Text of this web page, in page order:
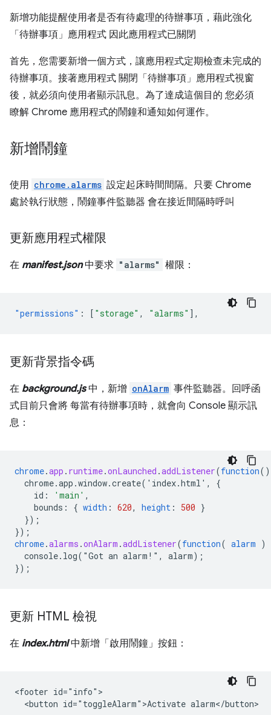
新增功能提醒使用者是否有待處理的待辦事項，藉此強化
「待辦事項」應用程式 因此應用程式已關閉
首先，您需要新增一個方式，讓應用程式定期檢查未完成的
待辦事項。接著應用程式 關閉「待辦事項」應用程式視窗
後，就必須向使用者顯示訊息。為了達成這個目的 您必須
瞭解 Chrome 應用程式的鬧鐘和通知如何運作。
新增鬧鐘
使用 chrome.alarms 設定起床時間間隔。只要 Chrome
處於執行狀態，鬧鐘事件監聽器 會在接近間隔時呼叫
更新應用程式權限
在 manifest.json中要求 "alarms" 權限：
"permissions" : [ "storage" , "alarms" ],
更新背景指令碼
在 background.js中，新增 onAlarm 事件監聽器。回呼函
式目前只會將 每當有待辦事項時，就會向 Console 顯示訊
息：
chrome.app . runtime.onLaunched .addListener(function()
chrome.app.window.create('index.html',
{
id : 'main' ,
bounds : { width : 620, height : 500 }
});
});
chrome.alarms .onAlarm .addListener(function( alarm )
console.log("Got an alarm!", alarm) ;
});
更新 HTML 檢視
在 index.html中新增「啟用鬧鐘」 按鈕：
<footer id="info">
  <button id="toggleAlarm">Activate alarm</button>